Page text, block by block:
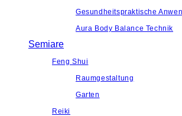
Gesundheitspraktische
Aura Body Balance Technik
Semiare
Feng Shui
Raumgestaltung
Garten
Reiki